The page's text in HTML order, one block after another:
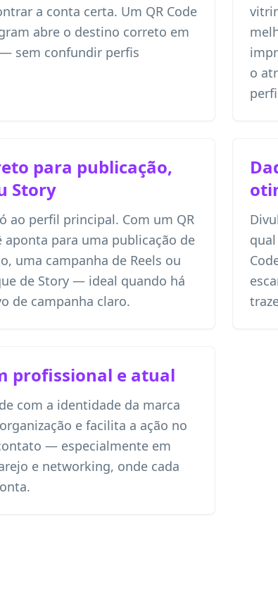
a conta certa. Um QR Code
abre o destino correto em
sem confundir perfis
o
para publicação,
Story
ao perfil principal. Com um QR
aponta para uma publicação de
uma campanha de Reels ou
de Story — ideal quando há
de campanha claro.
profissional e atual
com a identidade da marca
e facilita a ação no
— especialmente em
e networking, onde cada